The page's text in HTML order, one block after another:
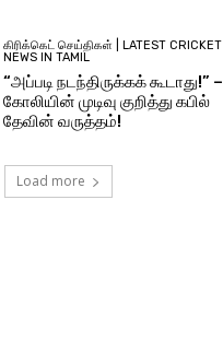
கிரிக்கெட் செய்திகள் | LATEST CRICKET
NEWS IN TAMIL
“அப்படி நடந்திருக்கக் கூடாது!” –
கோலியின் முடிவு குறித்து கபில்
தேவின் வருத்தம்!
Load more